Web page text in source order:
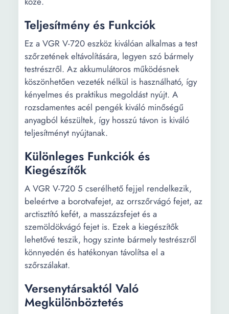
Teljesítmény és Funkciók
Ez a VGR V-720 eszköz kiválóan alkalmas a test
szőrzetének eltávolítására, legyen szó bármely
testrészről. Az akkumulátoros működésnek
köszönhetően vezeték nélkül is használható, így
kényelmes és praktikus megoldást nyújt. A
rozsdamentes acél pengék kiváló minőségű
anyagból készültek, így hosszú távon is kiváló
teljesítményt nyújtanak.
Különleges Funkciók és
Kiegészítők
A VGR V-720 5 cserélhető fejjel rendelkezik,
beleértve a borotvafejet, az orrszőrvágó fejet, az
arctisztító kefét, a masszázsfejet és a
szemöldökvágó fejet is. Ezek a kiegészítők
lehetővé teszik, hogy szinte bármely testrészről
könnyedén és hatékonyan távolítsa el a
szőrszálakat.
Versenytársaktól Való
Megkülönböztetés